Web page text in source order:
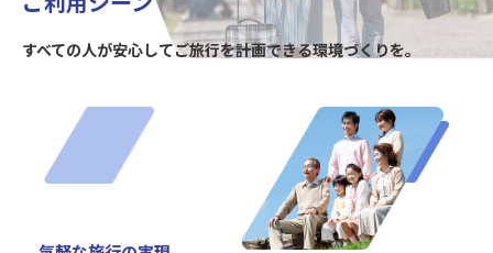
すべての人が安心してご旅行を計画できる環境づくりを。